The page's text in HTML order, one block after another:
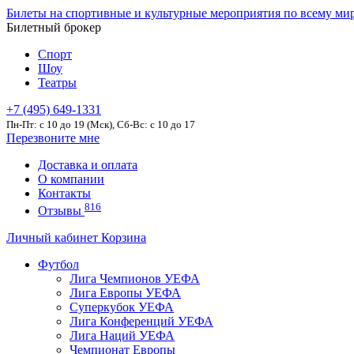
Билеты на спортивные и культурные мероприятия по всему
Билетный брокер
Спорт
Шоу
Театры
+7 (495) 649-1331
Пн-Пт: c 10 до 19 (Мск), Сб-Вс: с 10 до 17
Перезвоните мне
Доставка и оплата
О компании
Контакты
Отзывы 816
Личный кабинет Корзина
Футбол
Лига Чемпионов УЕФА
Лига Европы УЕФА
Суперкубок УЕФА
Лига Конференций УЕФА
Лига Наций УЕФА
Чемпионат Европы